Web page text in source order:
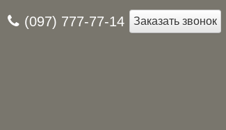
Заказать звонок
(097) 777-77-14